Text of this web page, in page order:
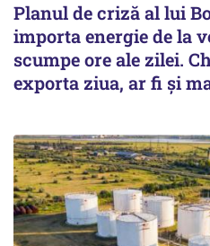
Planul de criză al lui
importa energie de la
scumpe ore ale zilei.
exporta ziua, ar fi și